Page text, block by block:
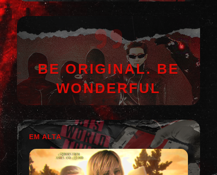
BE ORIGINAL. BE
WONDERFUL
EM ALTA